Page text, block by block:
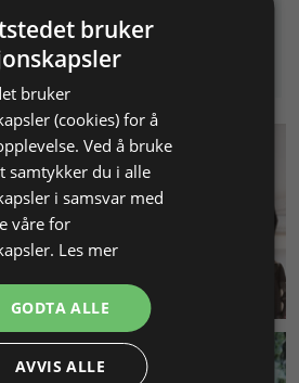
bruker
bruker
(cookies) for å
Ved å bruke
samtykker du i alle
i samsvar med
våre for
Les mer
GODTA ALLE
AVVIS ALLE